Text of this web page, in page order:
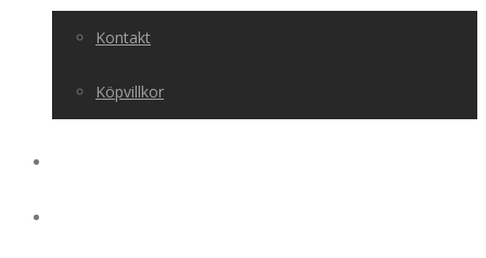
Kontakt
Köpvillkor